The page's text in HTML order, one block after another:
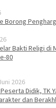
Borong
Bakti Religi di
80
2026
Didik, TK
dan